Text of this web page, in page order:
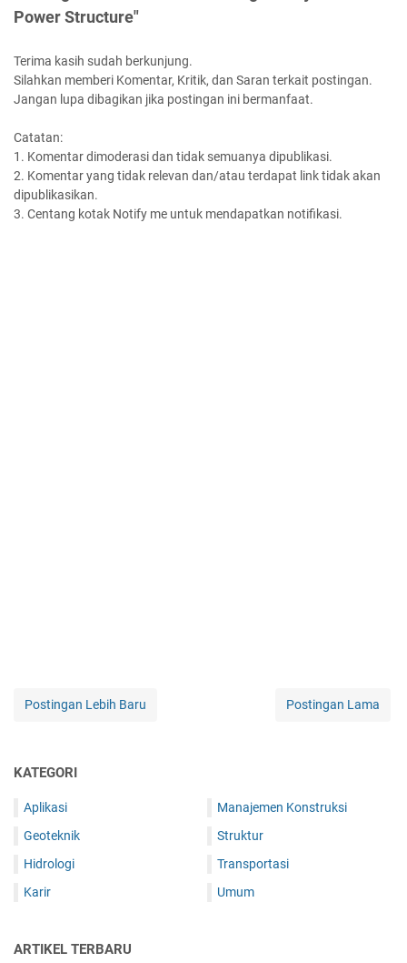
Power Structure"
Terima kasih sudah berkunjung.
Silahkan memberi Komentar, Kritik, dan Saran terkait postingan.
Jangan lupa dibagikan jika postingan ini bermanfaat.
Catatan:
1. Komentar dimoderasi dan tidak semuanya dipublikasi.
2. Komentar yang tidak relevan dan/atau terdapat link tidak akan
dipublikasikan.
3. Centang kotak Notify me untuk mendapatkan notifikasi.
Postingan Lebih Baru Postingan Lama
KATEGORI
Aplikasi
Geoteknik
Hidrologi
Karir
Manajemen Konstruksi
Struktur
Transportasi
Umum
ARTIKEL TERBARU